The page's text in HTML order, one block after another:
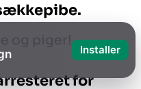
og piger!
for
Installer